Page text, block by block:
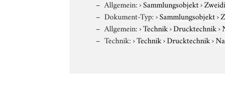
Allgemein:›Sammlungsobjekt›
Dokument-Typ:›Sammlungsobjekt›
Allgemein:›Technik›Drucktechnik›
Technik:›Technik›Drucktechnik›